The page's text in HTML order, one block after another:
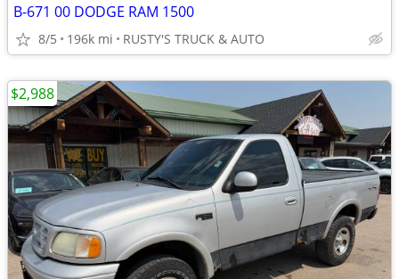
B-671 00 DODGE RAM 1500
8/5 196k mi RUSTY'S TRUCK & AUTO
$2,988